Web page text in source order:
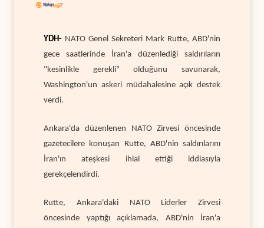
YDH- NATO Genel Sekreteri Mark Rutte, ABD'nin
gece saatlerinde İran'a düzenlediği saldırıların
"kesinlikle gerekli" olduğunu savunarak,
Washington'un askeri müdahalesine açık destek
verdi.
Ankara'da düzenlenen NATO Zirvesi öncesinde
gazetecilere konuşan Rutte, ABD'nin saldırılarını
İran'ın ateşkesi ihlal ettiği iddiasıyla
gerekçelendirdi.
Rutte, Ankara'daki NATO Liderler Zirvesi
öncesinde yaptığı açıklamada, ABD'nin İran'a